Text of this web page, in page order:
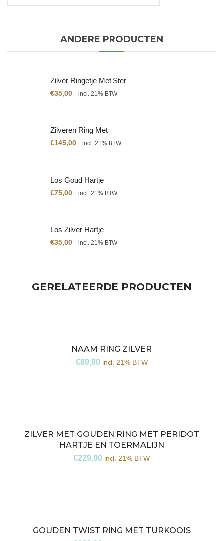
ANDERE PRODUCTEN
Zilver Ringetje Met Ster
€35,00 incl. 21% BTW
Zilveren Ring Met
Citrien
€145,00 incl. 21% BTW
Los Goud Hartje
€75,00 incl. 21% BTW
Los Zilver Hartje
€35,00 incl. 21% BTW
GERELATEERDE PRODUCTEN
NAAM RING ZILVER
€89,00 incl. 21% BTW
ZILVER MET GOUDEN RING MET PERIDOT
HARTJE EN TOERMALIJN
€229,00 incl. 21% BTW
GOUDEN TWIST RING MET TURKOOIS